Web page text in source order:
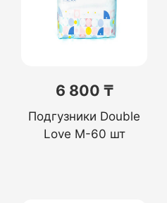
6 800 ₸
Подгузники Double
Love M-60 шт